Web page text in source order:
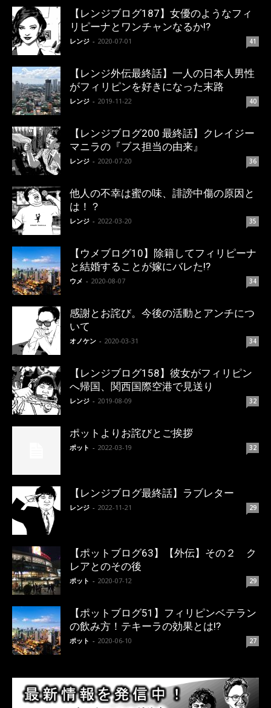
【レンジブログ187】女優のようなフィ
リピーナとワンチャンなるか!?
レンジ - 2020-07-01 41
【レンジ外伝最終話】一人の日本人男性
がフィリピンを好きになった末路
レンジ - 2019-11-22 40
【レンジブログ200 最終話】クレイジー
マニラの『ブス担当の由来』
レンジ - 2020-07-20 36
他人の不幸は蜜の味、誹謗中傷の原因と
は！？
レンジ - 2022-03-20 35
【ウメブログ10】除籍してフィリピーナ
と結婚することが嫁にバレた!?
ウメ - 2020-08-07 34
感謝とお詫び。今後の活動とアンチにつ
いて
オノケン - 2020-03-31 34
【レンジブログ158】彼女がフィリピン
へ帰国、関西国際空港で見送り
レンジ - 2019-08-09 32
ポットよりお詫びとご挨拶
ポット - 2022-03-19 32
【レンジブログ最終話】ラブレター
レンジ - 2022-11-21 29
【ポットブログ63】【外伝】その２ ク
レアとのその後
ポット - 2020-07-12 29
【ポットブログ51】フィリピンベテラン
の飲み方！テキーラの効果とは!?
ポット - 2020-06-10 27